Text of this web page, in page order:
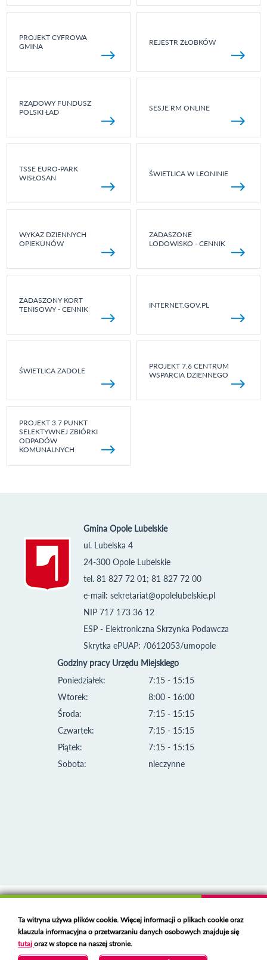
PROJEKT CYFROWA
GMINA
REJESTR ŻŁOBKÓW
RZĄDOWY FUNDUSZ
POLSKI ŁAD
SESJE RM ONLINE
TSSE EURO-PARK
WISŁOSAN
ŚWIETLICA W LEONINIE
WYKAZ DZIENNYCH
OPIEKUNÓW
ZADASZONE
LODOWISKO - CENNIK
ZADASZONY KORT
TENISOWY - CENNIK
INTERNET.GOV.PL
ŚWIETLICA ZADOLE
PROJEKT 7.6 CENTRUM
WSPARCIA DZIENNEGO
PROJEKT 3.7 PUNKT
SELEKTYWNEJ ZBIÓRKI
ODPADÓW
KOMUNALNYCH
Gmina Opole Lubelskie
ul. Lubelska 4
24-300 Opole Lubelskie
tel. 81 827 72 01; 81 827 72 00
e-mail: sekretariat@opolelubelskie.pl
NIP 717 173 36 12
ESP - Elektroniczna Skrzynka Podawcza
Skrytka ePUAP: /0612053/umopole
Godziny pracy Urzędu Miejskiego
Poniedziałek:
Wtorek:
Środa:
Czwartek:
Piątek:
Sobota:
7:15 - 15:15
8:00 - 16:00
7:15 - 15:15
7:15 - 15:15
7:15 - 15:15
nieczynne
Deklaracja dostępności
Polski serwer RBL
https://polspam.pl/
Copyright 2023 Urząd Miejski w Opolu Lubelskim
Ta witryna używa plików cookie. Więcej informacji o plikach cookie oraz
klauzula informacyjna o przetwarzaniu danych osobowych znajduje się
tutajoraz w stopce na naszej stronie.